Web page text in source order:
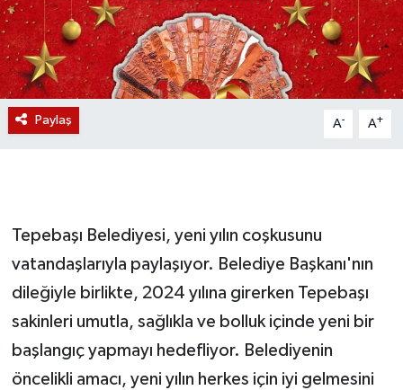
Paylaş A- A+
Tepebaşı Belediyesi, yeni yılın coşkusunu
vatandaşlarıyla paylaşıyor. Belediye Başkanı'nın
dileğiyle birlikte, 2024 yılına girerken Tepebaşı
sakinleri umutla, sağlıkla ve bolluk içinde yeni bir
başlangıç yapmayı hedefliyor. Belediyenin
öncelikli amacı, yeni yılın herkes için iyi gelmesini